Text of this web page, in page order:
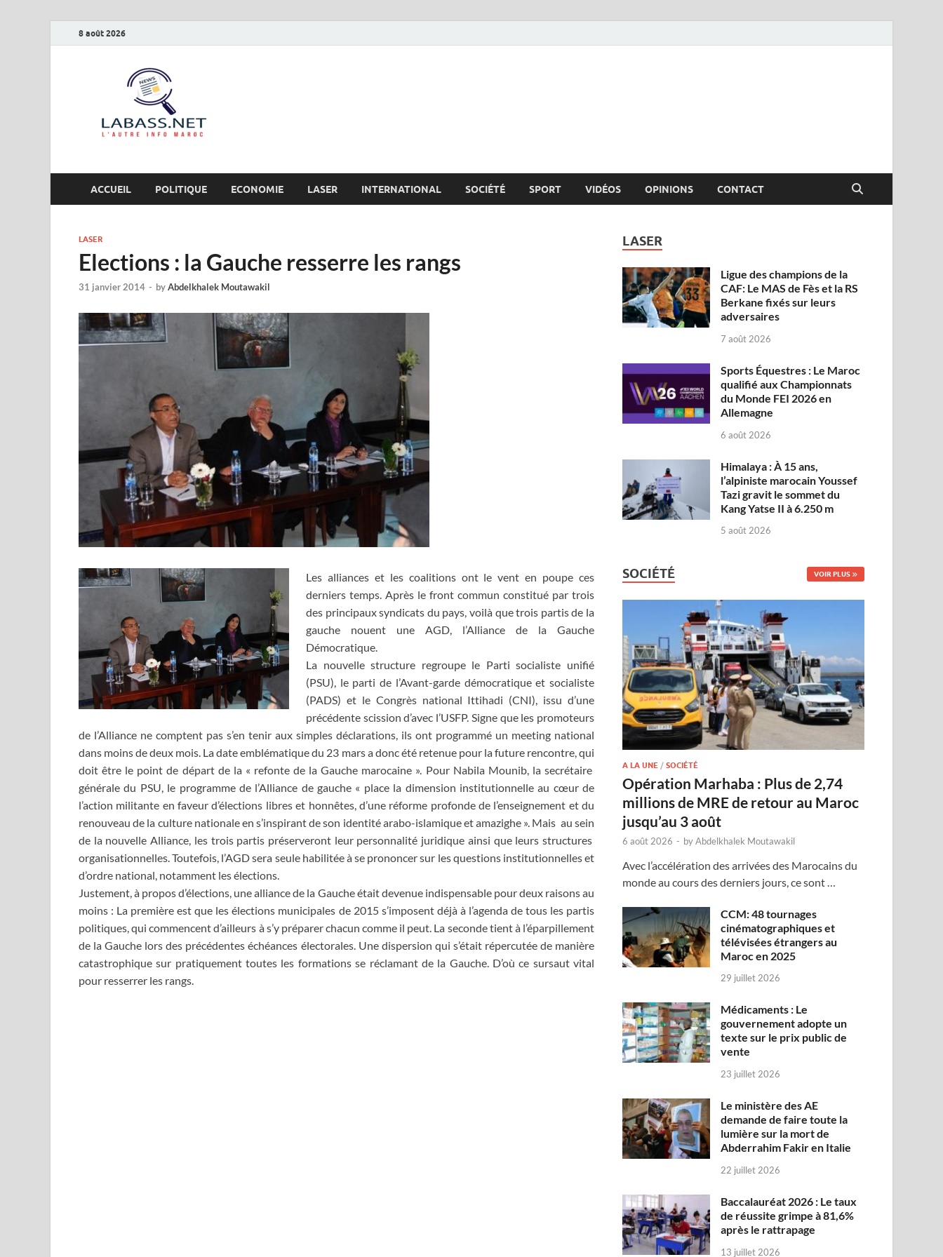
8 août 2026
ACCUEIL POLITIQUE ECONOMIE LASER INTERNATIONAL SOCIÉTÉ SPORT VIDÉOS OPINIONS CONTACT
LASER
Elections : la Gauche resserre les rangs
31 janvier 2014 - byAbdelkhalek Moutawakil
Les alliances et les coalitions ont le vent en poupe ces
derniers temps. Après le front commun constitué par trois
des principaux syndicats du pays, voilà que trois partis de la
gauche nouent une AGD, l’Alliance de la Gauche
Démocratique.
La nouvelle structure regroupe le Parti socialiste unifié
(PSU), le parti de l’Avant-garde démocratique et socialiste
(PADS) et le Congrès national Ittihadi (CNI), issu d’une
précédente scission d’avec l’USFP. Signe que les promoteurs
de l’Alliance ne comptent pas s’en tenir aux simples déclarations, ils ont programmé un meeting national
dans moins de deux mois. La date emblématique du 23 mars a donc été retenue pour la future rencontre, qui
doit être le point de départ de la « refonte de la Gauche marocaine ». Pour Nabila Mounib, la secrétaire
générale du PSU, le programme de l’Alliance de gauche « place la dimension institutionnelle au cœur de
l’action militante en faveur d’élections libres et honnêtes, d’une réforme profonde de l’enseignement et du
renouveau de la culture nationale en s’inspirant de son identité arabo-islamique et amazighe ». Mais au sein
de la nouvelle Alliance, les trois partis préserveront leur personnalité juridique ainsi que leurs structures
organisationnelles. Toutefois, l’AGD sera seule habilitée à se prononcer sur les questions institutionnelles et
d’ordre national, notamment les élections.
Justement, à propos d’élections, une alliance de la Gauche était devenue indispensable pour deux raisons au
moins : La première est que les élections municipales de 2015 s’imposent déjà à l’agenda de tous les partis
politiques, qui commencent d’ailleurs à s’y préparer chacun comme il peut. La seconde tient à l’éparpillement
de la Gauche lors des précédentes échéances électorales. Une dispersion qui s’était répercutée de manière
catastrophique sur pratiquement toutes les formations se réclamant de la Gauche. D’où ce sursaut vital
pour resserrer les rangs.
LASER
Ligue des champions de la
CAF: Le MAS de Fès et la RS
Berkane fixés sur leurs
adversaires
7 août 2026
Sports Équestres : Le Maroc
qualifié aux Championnats
du Monde FEI 2026 en
Allemagne
6 août 2026
Himalaya : À 15 ans,
l’alpiniste marocain Youssef
Tazi gravit le sommet du
Kang Yatse II à 6.250 m
5 août 2026
SOCIÉTÉ VOIR PLUS
A LA UNE /SOCIÉTÉ
Opération Marhaba : Plus de 2,74
millions de MRE de retour au Maroc
jusqu’au 3 août
6 août 2026 - byAbdelkhalek Moutawakil
Avec l’accélération des arrivées des Marocains du
monde au cours des derniers jours, ce sont …
CCM: 48 tournages
cinématographiques et
télévisées étrangers au
Maroc en 2025
29 juillet 2026
Médicaments : Le
gouvernement adopte un
texte sur le prix public de
vente
23 juillet 2026
Le ministère des AE
demande de faire toute la
lumière sur la mort de
Abderrahim Fakir en Italie
22 juillet 2026
Baccalauréat 2026 : Le taux
de réussite grimpe à 81,6%
après le rattrapage
13 juillet 2026